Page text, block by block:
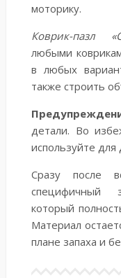
моторику.
Коврик-пазл
любыми
в любых
также строить
детали. Во
используйте
Сразу после
специфичный
который
Материал
плане запаха и